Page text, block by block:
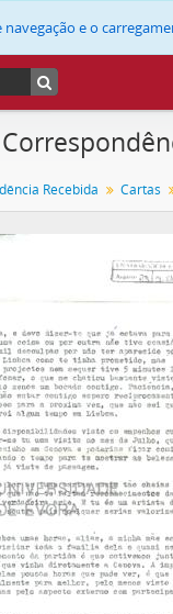
e o
Recebida Cartas